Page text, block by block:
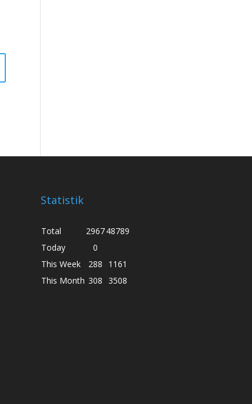
Statistik
Total 296748789
Today
0
This Week
288
1161
This Month 308 3508